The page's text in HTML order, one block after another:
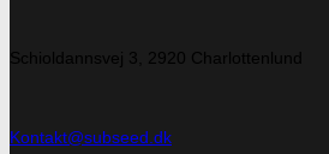
Schioldannsvej 3, 2920 Charlottenlund
Kontakt@subseed.dk